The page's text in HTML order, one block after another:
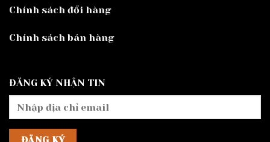
Chính sách đổi hàng
Chính sách bán hàng
ĐĂNG KÝ NHẬN TIN